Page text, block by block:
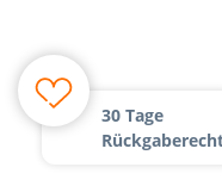
30 Tage